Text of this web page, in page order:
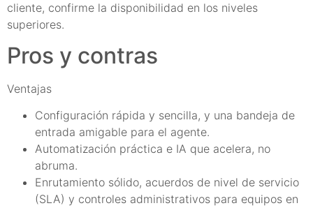
cliente, confirme la disponibilidad en los niveles
superiores.
Pros y contras
Ventajas
Configuración rápida y sencilla, y una bandeja de
entrada amigable para el agente.
Automatización práctica e IA que acelera, no
abruma.
Enrutamiento sólido, acuerdos de nivel de servicio
(SLA) y controles administrativos para equipos en